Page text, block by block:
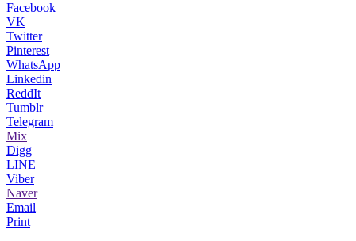
Facebook
VK
Twitter
Pinterest
WhatsApp
Linkedin
ReddIt
Tumblr
Telegram
Mix
Digg
LINE
Viber
Naver
Email
Print